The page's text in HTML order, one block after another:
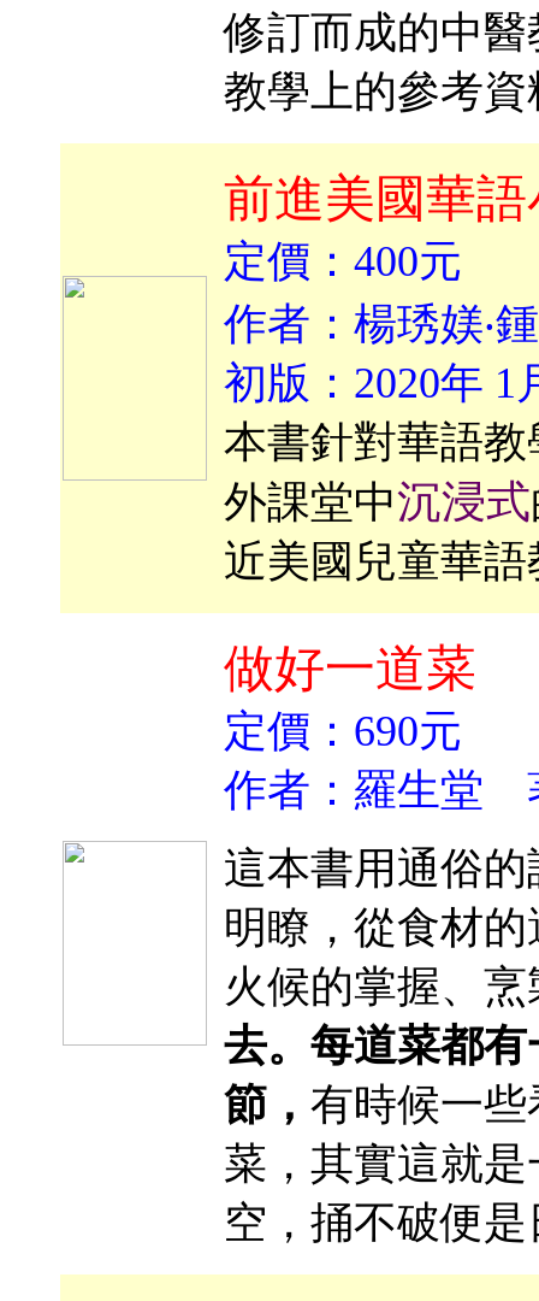
修訂而成的中
教學上的參考資
前進美國華
定價：400元
作者：楊琇媄‧
初版：2020年 1
本書針對華語
外課堂中沉浸式
近美國兒童華
做好一道菜
定價：690元
作者：羅生堂
這本書用通俗
明瞭，從食材
火候的掌握、
去。每道菜都
節， 有時候一
菜，其實這就
空，捅不破便